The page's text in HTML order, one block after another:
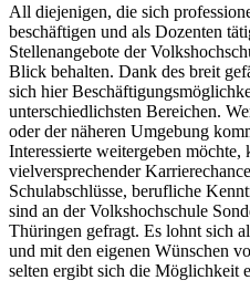
All diejenigen, die sich
beschäftigen und als Dozenten
Stellenangebote der
Blick behalten. Dank des breit
sich hier
unterschiedlichsten Bereichen.
oder der näheren Umgebung
Interessierte weitergeben
vielversprechender
Schulabschlüsse, berufliche
sind an der Volkshochschule
Thüringen gefragt. Es lohnt sich
und mit den eigenen Wünschen
selten ergibt sich die Möglichkeit